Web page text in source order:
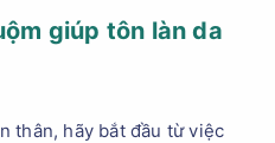
giúp tôn làn da
thân, hãy bắt đầu từ việc